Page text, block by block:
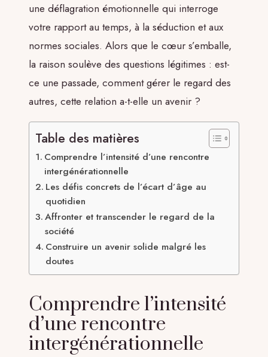
une déflagration émotionnelle qui interroge
votre rapport au temps, à la séduction et aux
normes sociales. Alors que le cœur s’emballe,
la raison soulève des questions légitimes : est-
ce une passade, comment gérer le regard des
autres, cette relation a-t-elle un avenir ?
Table des matières
Comprendre l’intensité d’une rencontre
intergénérationnelle
Les défis concrets de l’écart d’âge au
quotidien
Affronter et transcender le regard de la
société
Construire un avenir solide malgré les
doutes
Comprendre l’intensité
d’une rencontre
intergénérationnelle